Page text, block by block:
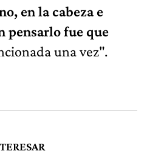
en la cabeza e
pensarlo fue que
una vez".